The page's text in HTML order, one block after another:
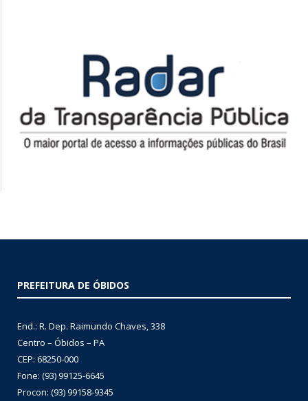
PREFEITURA DE ÓBIDOS
End.: R. Dep. Raimundo Chaves, 338
Centro – Óbidos – PA
CEP: 68250-000
Fone: (93) 99125-6645
Procon: (93) 99158-9345